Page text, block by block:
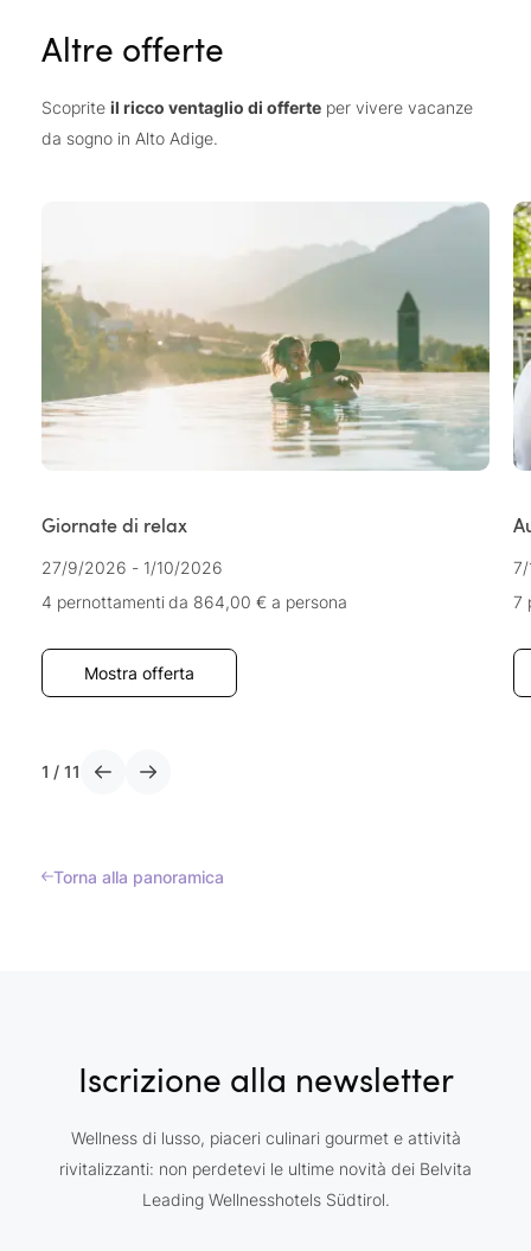
Altre offerte
Scoprite il ricco ventaglio di offerte per vivere vacanze
da sogno in Alto Adige.
Giornate di relax
27/9/2026 - 1/10/2026
4 pernottamentida 864,00 € a persona
Mostra offerta
7
1 / 11
Torna alla panoramica
Iscrizione alla newsletter
Wellness di lusso, piaceri culinari gourmet e attività
rivitalizzanti: non perdetevi le ultime novità dei Belvita
Leading Wellnesshotels Südtirol.